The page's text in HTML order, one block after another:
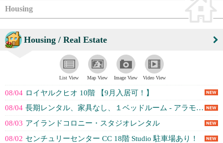
Housing
Housing / Real Estate
List View Map View Image View Video View
08/04 ロイヤルクヒオ 10階 【9月入居可！】
08/04 長期レンタル、家具なし、１ベッドルーム - アラモアナSC近く、$1,550...
08/03 アイランドコロニー・スタジオレンタル
08/02 センチュリーセンター CC 18階 Studio 駐車場あり！